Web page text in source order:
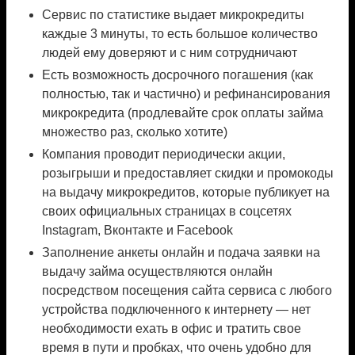
Сервис по статистике выдает микрокредиты
каждые 3 минуты, то есть большое количество
людей ему доверяют и с ним сотрудничают
Есть возможность досрочного погашения (как
полностью, так и частично) и рефинансирования
микрокредита (продлевайте срок оплаты займа
множество раз, сколько хотите)
Компания проводит периодически акции,
розыгрыши и предоставляет скидки и промокоды
на выдачу микрокредитов, которые публикует на
своих официальных страницах в соцсетях
Instagram, Вконтакте и Facebook
Заполнение анкеты онлайн и подача заявки на
выдачу займа осуществляются онлайн
посредством посещения сайта сервиса с любого
устройства подключенного к интернету — нет
необходимости ехать в офис и тратить свое
время в пути и пробках, что очень удобно для